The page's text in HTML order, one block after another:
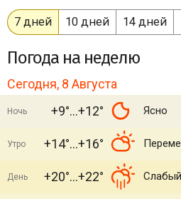
7 дней 10 дней 14 дней
Погода на неделю
Сегодня, 8 Августа
Ночь +9° +12° Ясно
Утро +14° +16°
День +20° +22°